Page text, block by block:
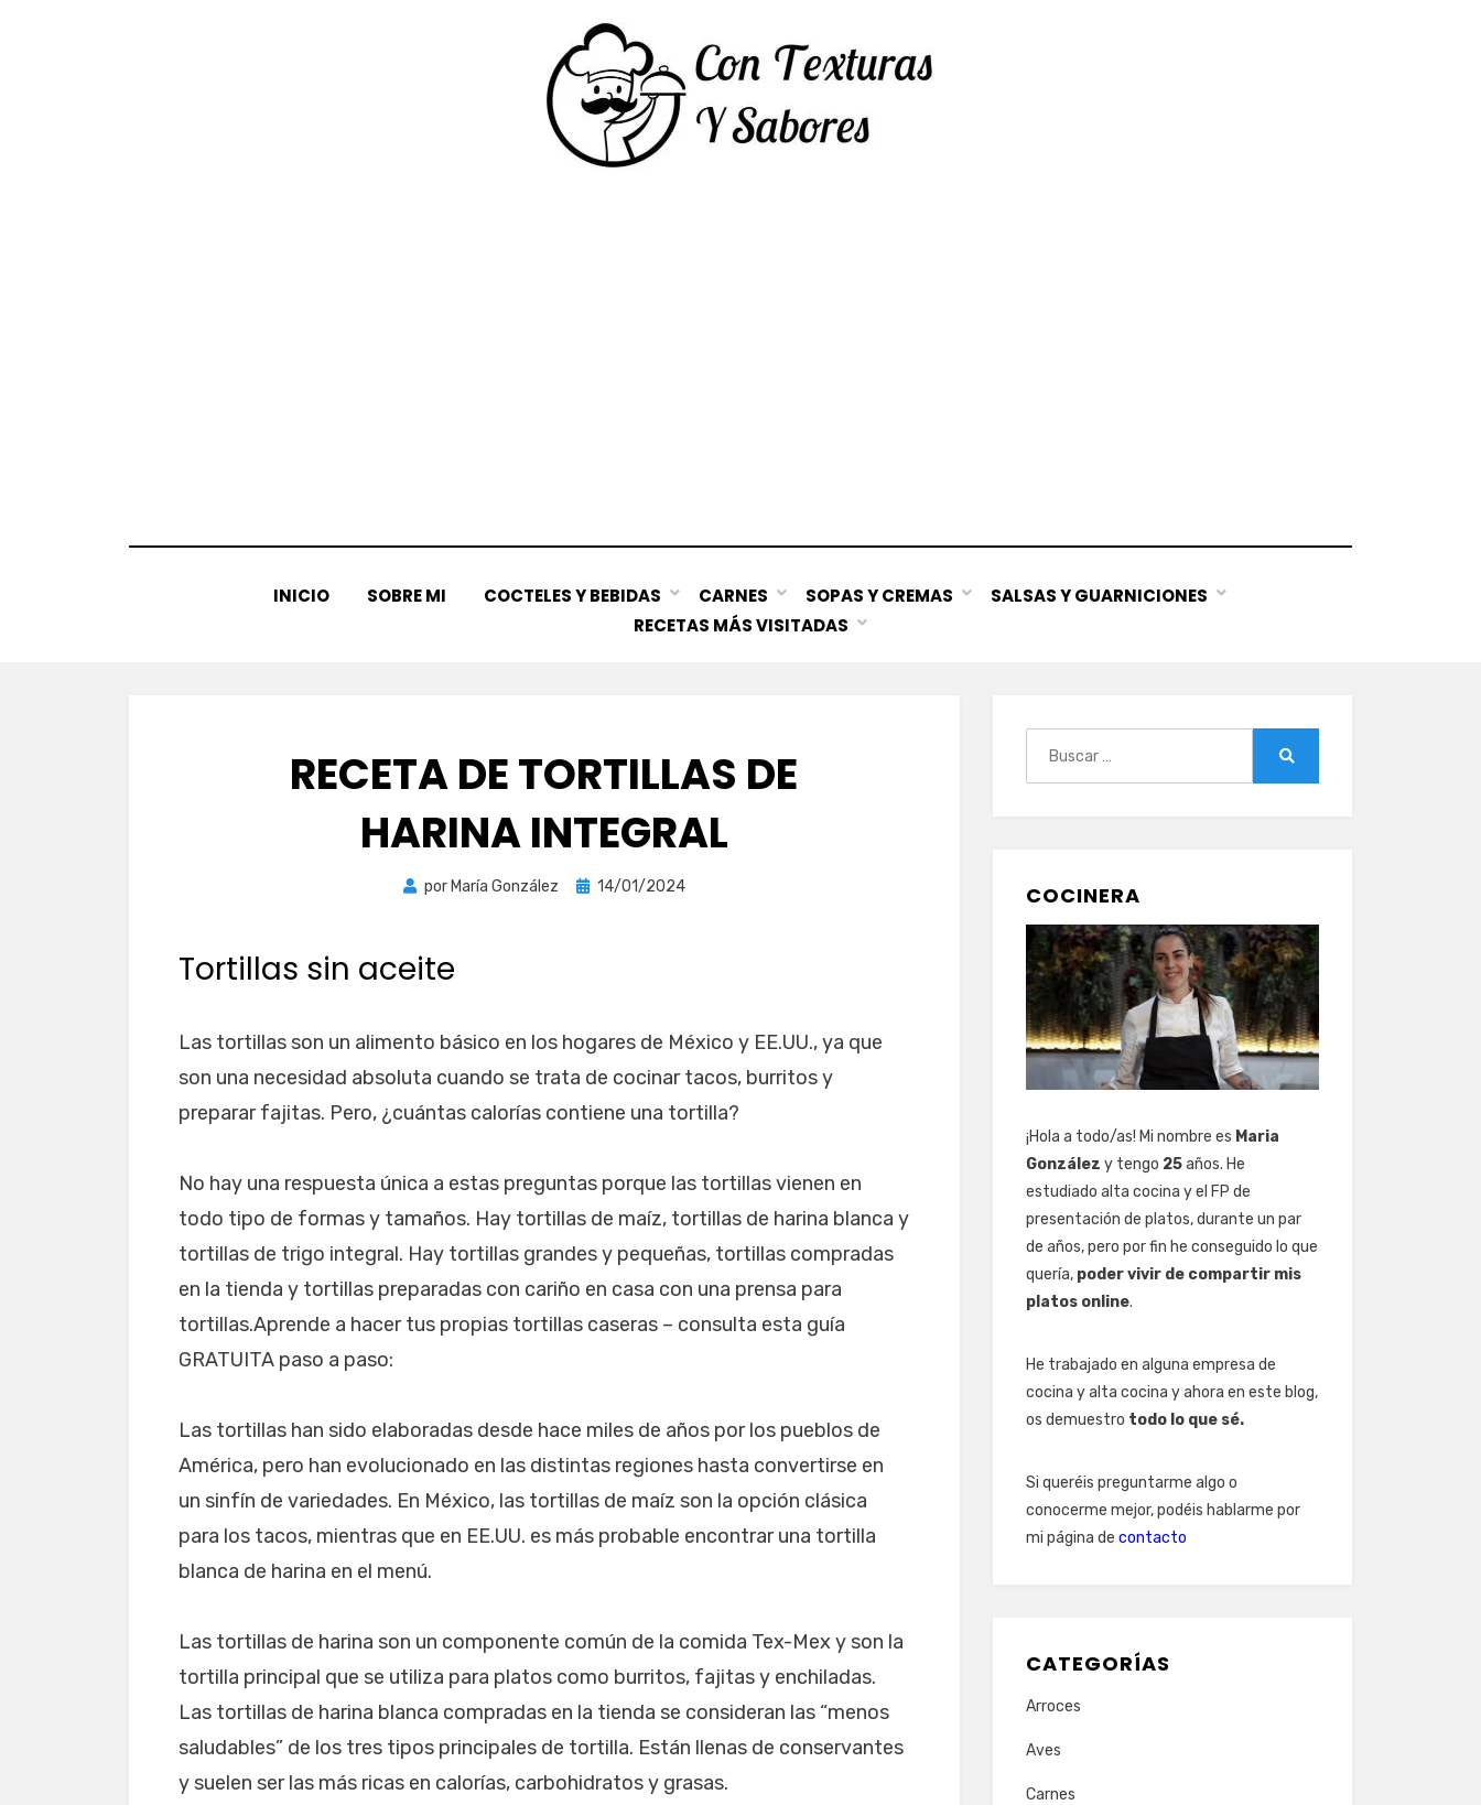
INICIO SOBRE MI COCTELES Y BEBIDAS CARNES SOPAS Y CREMAS
SALSAS Y GUARNICIONES
RECETAS MÁS VISITADAS
RECETA DE TORTILLAS DE
HARINA INTEGRAL
por María González
Publicada
14/01/2024
Tortillas sin aceite
Las tortillas son un alimento básico en los hogares de México y EE.UU., ya que
son una necesidad absoluta cuando se trata de cocinar tacos, burritos y
preparar fajitas. Pero, ¿cuántas calorías contiene una tortilla?
No hay una respuesta única a estas preguntas porque las tortillas vienen en
todo tipo de formas y tamaños. Hay tortillas de maíz, tortillas de harina blanca y
tortillas de trigo integral. Hay tortillas grandes y pequeñas, tortillas compradas
en la tienda y tortillas preparadas con cariño en casa con una prensa para
tortillas.Aprende a hacer tus propias tortillas caseras – consulta esta guía
GRATUITA paso a paso:
Las tortillas han sido elaboradas desde hace miles de años por los pueblos de
América, pero han evolucionado en las distintas regiones hasta convertirse en
un sinfín de variedades. En México, las tortillas de maíz son la opción clásica
para los tacos, mientras que en EE.UU. es más probable encontrar una tortilla
blanca de harina en el menú.
Las tortillas de harina son un componente común de la comida Tex-Mex y son la
tortilla principal que se utiliza para platos como burritos, fajitas y enchiladas.
Las tortillas de harina blanca compradas en la tienda se consideran las “menos
saludables” de los tres tipos principales de tortilla. Están llenas de conservantes
y suelen ser las más ricas en calorías, carbohidratos y grasas.
COCINERA
¡Hola a todo/as! Mi nombre es Maria
González y tengo 25años. He
estudiado alta cocina y el FP de
presentación de platos, durante un par
de años, pero por fin he conseguido lo que
quería, poder vivir de compartir mis
platos online.
He trabajado en alguna empresa de
cocina y alta cocina y ahora en este blog,
os demuestro todo lo que sé.
Si queréis preguntarme algo o
conocerme mejor, podéis hablarme por
mi página de contacto
CATEGORÍAS
Arroces
Aves
Carnes